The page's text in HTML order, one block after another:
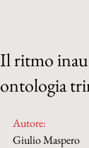
Il ritmo
ontologia
Autore:
Giulio Maspero